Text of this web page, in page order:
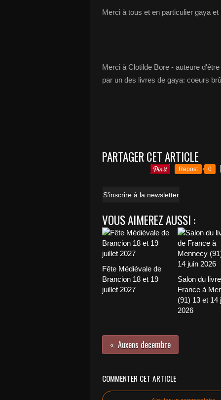
Merci à tous et en particulier gaya
Merci à Clotilde Bore - auteure
par un des livres de gaya: coeurs
PARTAGER CET ARTICLE
Repost 0
S'inscrire à la newsletter
VOUS AIMEREZ AUSSI :
Fête Médiévale de
Brancion 18 et 19
juillet 2027
Salon du
France à
(91) 13 et 14
2026
Auxens decembre
COMMENTER CET ARTICLE